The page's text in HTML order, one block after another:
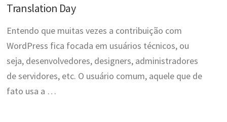
Translation Day
Entendo que muitas vezes a contribuição com
WordPress fica focada em usuários técnicos, ou
seja, desenvolvedores, designers, administradores
de servidores, etc. O usuário comum, aquele que de
fato usa a …